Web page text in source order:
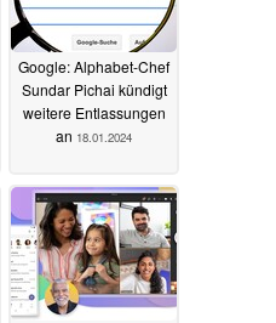
Google: Alphabet-Chef
Sundar Pichai kündigt
weitere Entlassungen
an 18.01.2024